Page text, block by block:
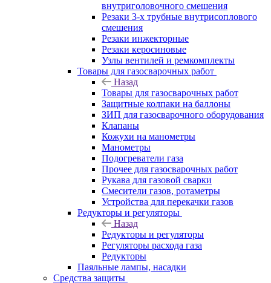
внутриголовочного смешения
Резаки 3-х трубные внутрисоплового
смешения
Резаки инжекторные
Резаки керосиновые
Узлы вентилей и ремкомплекты
Товары для газосварочных работ
Назад
Товары для газосварочных работ
Защитные колпаки на баллоны
ЗИП для газосварочного оборудования
Клапаны
Кожухи на манометры
Манометры
Подогреватели газа
Прочее для газосварочных работ
Рукава для газовой сварки
Смесители газов, ротаметры
Устройства для перекачки газов
Редукторы и регуляторы
Назад
Редукторы и регуляторы
Регуляторы расхода газа
Редукторы
Паяльные лампы, насадки
Средства защиты